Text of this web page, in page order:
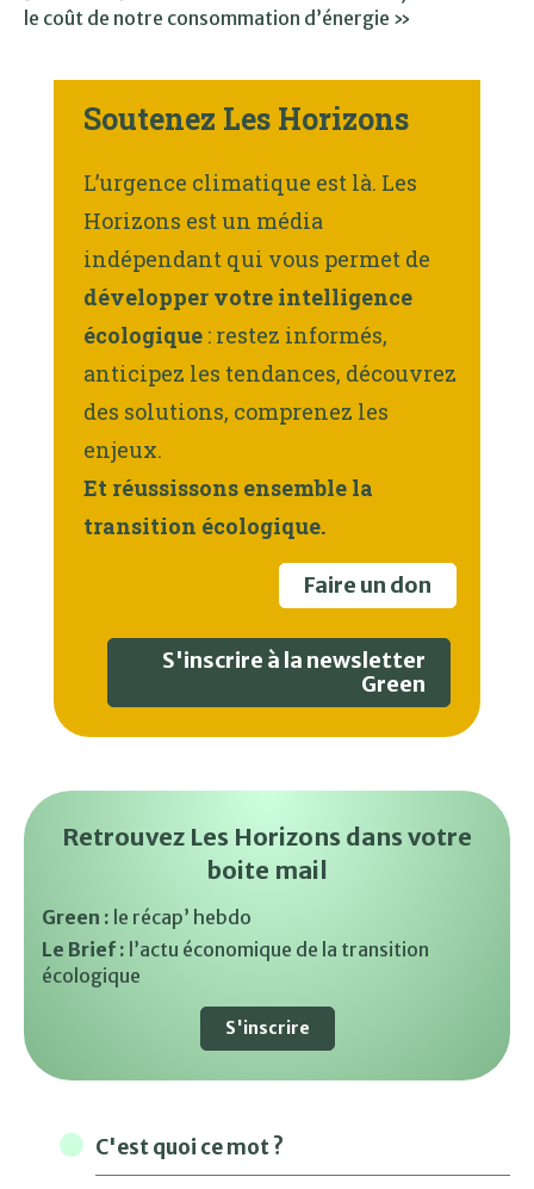
le coût de notre consommation d’énergie »
Soutenez Les Horizons
L’urgence climatique est là. Les
Horizons est un média
indépendant qui vous permet de
développer votre intelligence
écologique : restez informés,
anticipez les tendances, découvrez
des solutions, comprenez les
enjeux.
Et réussissons ensemble la
transition écologique.
Faire un don
S'inscrire à la newsletter
Green
Retrouvez Les Horizons dans votre
boite mail
Green : le récap’ hebdo
Le Brief : l’actu économique de la transition
écologique
S'inscrire
C'est quoi ce mot ?